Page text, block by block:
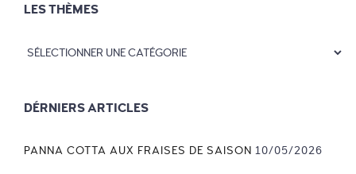
LES THÈMES
DÉRNIERS ARTICLES
PANNA COTTA AUX FRAISES DE SAISON 10/05/2026